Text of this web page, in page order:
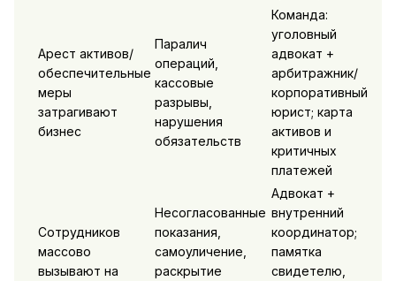
Арест активов/
обеспечительные
меры
затрагивают
бизнес
Паралич
операций,
кассовые
разрывы,
нарушения
обязательств
Команда:
уголовный
адвокат +
арбитражник/
корпоративный
юрист; карта
активов и
критичных
платежей
Сотрудников
массово
вызывают на
Несогласованные
показания,
самоуличение,
раскрытие
Адвокат +
внутренний
координатор;
памятка
свидетелю,